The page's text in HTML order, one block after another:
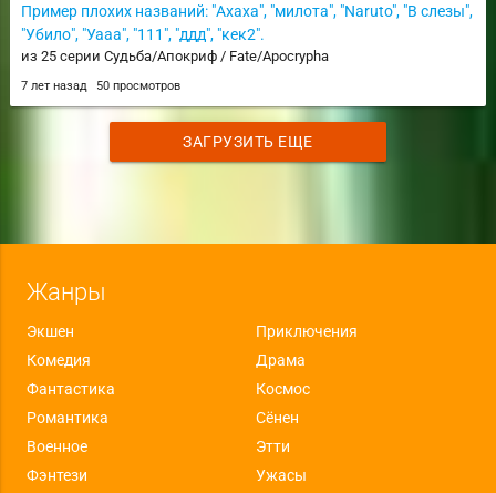
Пример плохих названий: "Ахаха", "милота", "Naruto", "В слезы",
"Убило", "Уааа", "111", "ддд", "кек2".
из 25 серии Судьба/Апокриф / Fate/Apocrypha
7 лет назад 50 просмотров
ЗАГРУЗИТЬ ЕЩЕ
Жанры
Экшен
Приключения
Комедия
Драма
Фантастика
Космос
Романтика
Сёнен
Военное
Этти
Фэнтези
Ужасы